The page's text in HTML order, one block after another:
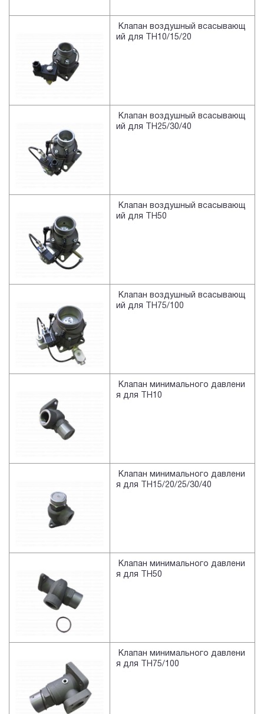
Клапан воздушный всасывающ
ий для TH10/15/20
Клапан воздушный всасывающ
ий для TH25/30/40
Клапан воздушный всасывающ
ий для TH50
Клапан воздушный всасывающ
ий для TH75/100
Клапан минимального давлени
я для TH10
Клапан минимального давлени
я для TH15/20/25/30/40
Клапан минимального давлени
я для TH50
Клапан минимального давлени
я для TH75/100